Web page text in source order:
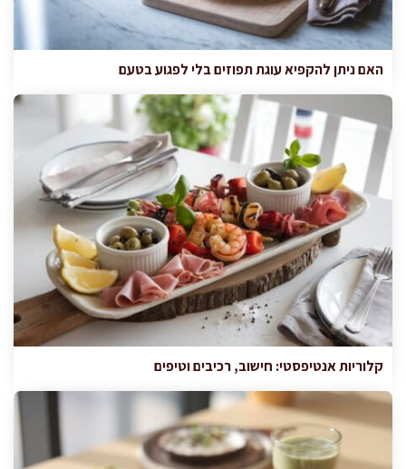
האם ניתן להקפיא עוגת תפוזים בלי לפגוע בטעם
קלוריות אנטיפסטי: חישוב, רכיבים וטיפים